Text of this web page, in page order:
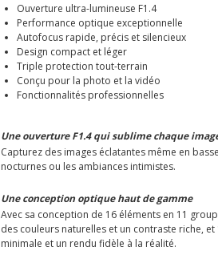
Ouverture ultra-lumineuse F1.4
Performance optique exceptionnelle
Autofocus rapide, précis et silencieux
Design compact et léger
Triple protection tout-terrain
Conçu pour la photo et la vidéo
Fonctionnalités professionnelles
Une ouverture F1.4 qui sublime chaque
Capturez des images éclatantes même en
nocturnes ou les ambiances intimistes.
Une conception optique haut de gamme
Avec sa conception de 16 éléments en 11
des couleurs naturelles et un contraste riche,
minimale et un rendu fidèle à la réalité.